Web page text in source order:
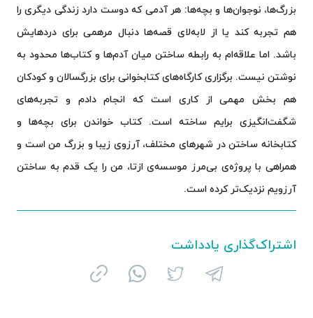
بزرگ‌ها، نوجوان‌ها و بچه‌ها: هر آدمی که دوست دارد زندگی دیگری را
هم تجربه کند یا از لابه‌لای قصه‌ها دنبال مرهمی برای دردهایش
باشد. اما علاقه‌ام به رابطه ساختن میان آدم‌ها و کتاب‌ها محدود به
نوشتن نیست. برگزاری کارگاه‌های کتابخوانی برای بزرگسالان و کودکان
هم بخش مهمی از کاری است که انجام دادم و تجربه‌های
شگفت‌انگیزی برایم ساخته است. کتاب خواندن برای بچه‌ها و
کتابخانه ساختن در شهرهای مختلف، آرزوی زیبا و بزرگ من است و
همراهی با پروژه‌ی بی‌مرز موسسه‌ی ازتا، من را یک قدم به ساختن
آرزویم نزدیک‌تر کرده است.
اشتراک‌گذاری یادداشت